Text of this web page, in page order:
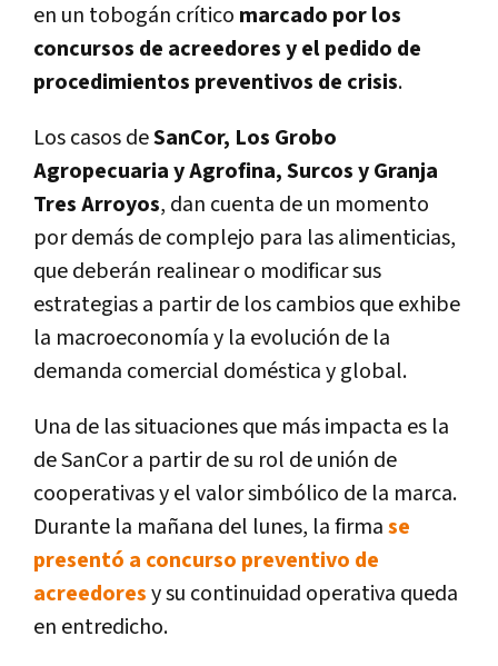
en un tobogán crítico marcado por los
concursos de acreedores y el pedido de
procedimientos preventivos de crisis.
Los casos deSanCor, Los Grobo
Agropecuaria y Agrofina, Surcos y Granja
Tres Arroyos, dan cuenta de un momento
por demás de complejo para las alimenticias,
que deberán realinear o modificar sus
estrategias a partir de los cambios que exhibe
la macroeconomía y la evolución de la
demanda comercial doméstica y global.
Una de las situaciones que más impacta es la
de SanCor a partir de su rol de unión de
cooperativas y el valor simbólico de la marca.
Durante la mañana del lunes, la firmase
presentó a concurso preventivo de
acreedoresy su continuidad operativa queda
en entredicho.